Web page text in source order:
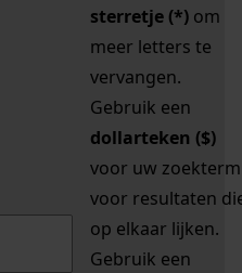
sterretje (*) om
meer letters te
vervangen.
Gebruik een
dollarteken ($)
voor uw zoekterm
voor resultaten
op elkaar lijken.
Gebruik een